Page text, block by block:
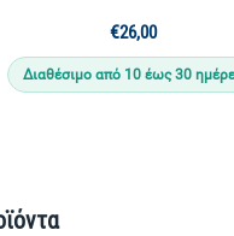
€26,00
Διαθέσιμο από 10 έως 30